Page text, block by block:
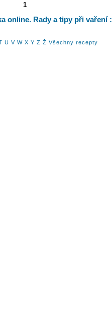
1
online. Rady a tipy při vaření :
U V W X Y Z Ž Všechny recepty